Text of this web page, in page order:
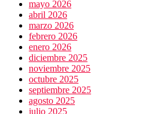
mayo 2026
abril 2026
marzo 2026
febrero 2026
enero 2026
diciembre 2025
noviembre 2025
octubre 2025
septiembre 2025
agosto 2025
julio 2025